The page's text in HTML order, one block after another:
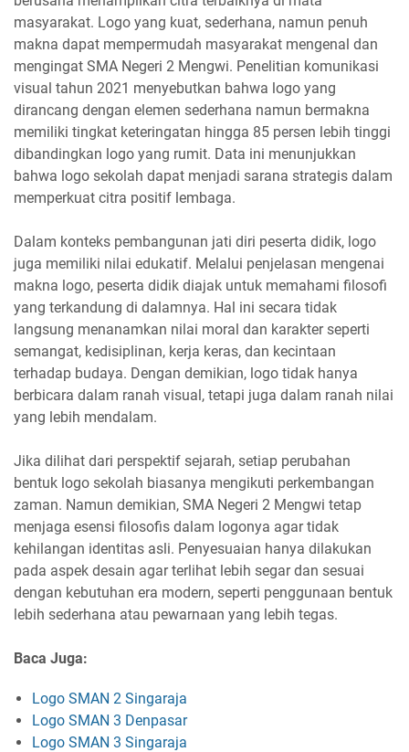
masyarakat. Logo yang kuat, sederhana, namun penuh
makna dapat mempermudah masyarakat mengenal dan
mengingat SMA Negeri 2 Mengwi. Penelitian komunikasi
visual tahun 2021 menyebutkan bahwa logo yang
dirancang dengan elemen sederhana namun bermakna
memiliki tingkat keteringatan hingga 85 persen lebih tinggi
dibandingkan logo yang rumit. Data ini menunjukkan
bahwa logo sekolah dapat menjadi sarana strategis dalam
memperkuat citra positif lembaga.
Dalam konteks pembangunan jati diri peserta didik, logo
juga memiliki nilai edukatif. Melalui penjelasan mengenai
makna logo, peserta didik diajak untuk memahami filosofi
yang terkandung di dalamnya. Hal ini secara tidak
langsung menanamkan nilai moral dan karakter seperti
semangat, kedisiplinan, kerja keras, dan kecintaan
terhadap budaya. Dengan demikian, logo tidak hanya
berbicara dalam ranah visual, tetapi juga dalam ranah nilai
yang lebih mendalam.
Jika dilihat dari perspektif sejarah, setiap perubahan
bentuk logo sekolah biasanya mengikuti perkembangan
zaman. Namun demikian, SMA Negeri 2 Mengwi tetap
menjaga esensi filosofis dalam logonya agar tidak
kehilangan identitas asli. Penyesuaian hanya dilakukan
pada aspek desain agar terlihat lebih segar dan sesuai
dengan kebutuhan era modern, seperti penggunaan bentuk
lebih sederhana atau pewarnaan yang lebih tegas.
Baca Juga:
Logo SMAN 2 Singaraja
Logo SMAN 3 Denpasar
Logo SMAN 3 Singaraja